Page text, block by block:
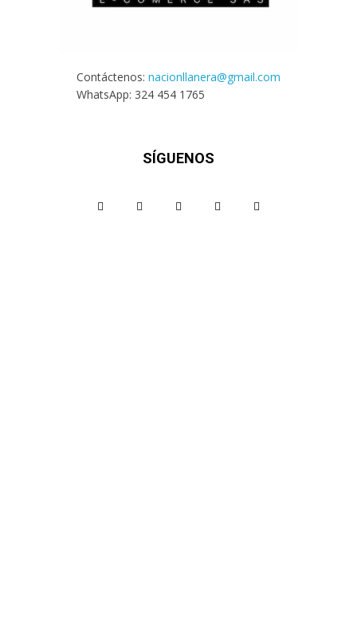
Contáctenos: nacionllanera@gmail.com
WhatsApp: 324 454 1765
SÍGUENOS